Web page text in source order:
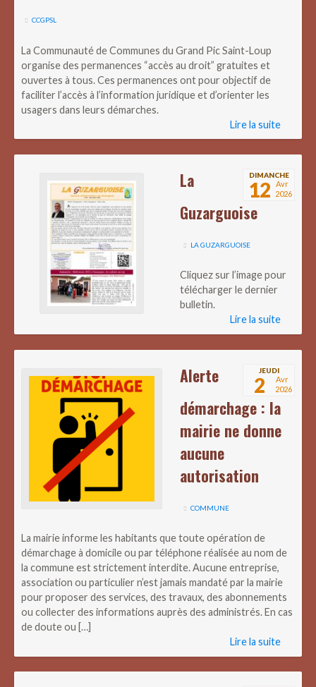
CCGPSL
La Communauté de Communes du Grand Pic Saint-Loup
organise des permanences “accès au droit” gratuites et
ouvertes à tous. Ces permanences ont pour objectif de
faciliter l’accès à l’information juridique et d’orienter les
usagers dans leurs démarches.
Lire la suite
DIMANCHE
12
Avr
2026
La
Guzarguoise
LA GUZARGUOISE
Cliquez sur l’image pour
télécharger le dernier
bulletin.
Lire la suite
JEUDI
2
Avr
2026
Alerte
démarchage : la
mairie ne donne
aucune
autorisation
COMMUNE
La mairie informe les habitants que toute opération de
démarchage à domicile ou par téléphone réalisée au nom de
la commune est strictement interdite. Aucune entreprise,
association ou particulier n’est jamais mandaté par la mairie
pour proposer des services, des travaux, des abonnements
ou collecter des informations auprès des administrés. En cas
de doute ou […]
Lire la suite